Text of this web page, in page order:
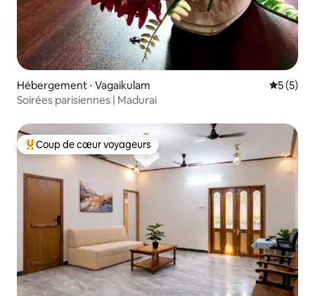
Hébergement ⋅ Vagaikulam
5 (5)
Soirées parisiennes | Madurai
Coups de cœur voyageurs les plus appréciés
Coup de cœur voyageurs